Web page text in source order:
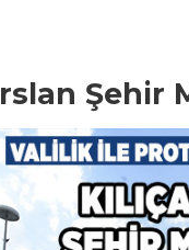
Şehir